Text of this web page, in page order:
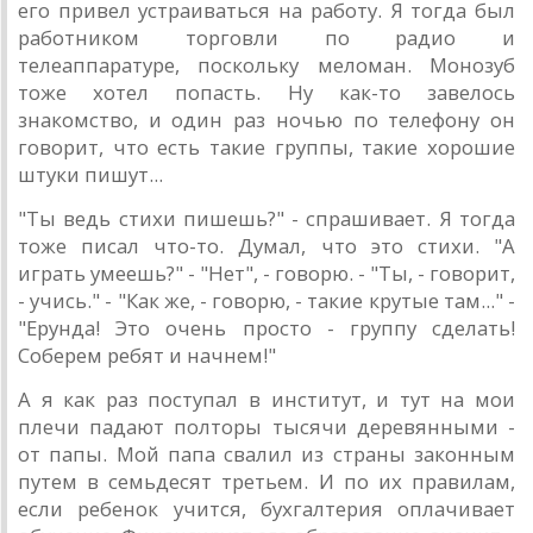
его привел устраиваться на работу. Я тогда был
работником торговли по радио и
телеаппаратуре, поскольку меломан. Монозуб
тоже хотел попасть. Ну как-то завелось
знакомство, и один раз ночью по телефону он
говорит, что есть такие группы, такие хорошие
штуки пишут...
"Ты ведь стихи пишешь?" - спрашивает. Я тогда
тоже писал что-то. Думал, что это стихи. "А
играть умеешь?" - "Нет", - говорю. - "Ты, - говорит,
- учись." - "Как же, - говорю, - такие крутые там..." -
"Ерунда! Это очень просто - группу сделать!
Соберем ребят и начнем!"
А я как раз поступал в институт, и тут на мои
плечи падают полторы тысячи деревянными -
от папы. Мой папа свалил из страны законным
путем в семьдесят третьем. И по их правилам,
если ребенок учится, бухгалтерия оплачивает